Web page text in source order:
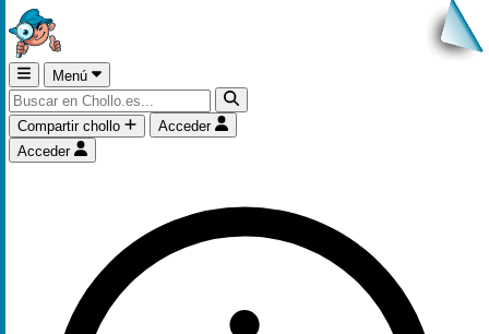
Menú
Compartir chollo
Acceder
Acceder